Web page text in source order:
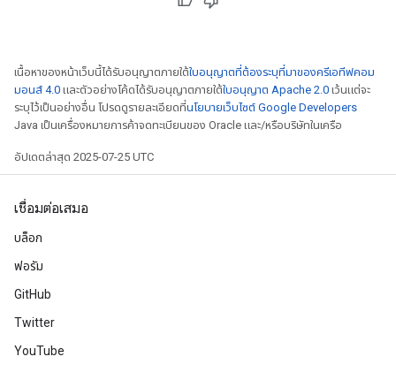
เนื้อหาของหน้าเว็บนี้ได้รับอนุญาตภายใต้ใบอนุญาตที่ต้องระบุที่มาของครีเอทีฟคอม
มอนส์ 4.0 และตัวอย่างโค้ดได้รับอนุญาตภายใต้ใบอนุญาต Apache 2.0 เว้นแต่จะ
ระบุไว้เป็นอย่างอื่น โปรดดูรายละเอียดที่นโยบายเว็บไซต์ Google Developers
Java เป็นเครื่องหมายการค้าจดทะเบียนของ Oracle และ/หรือบริษัทในเครือ
อัปเดตล่าสุด 2025-07-25 UTC
เชื่อมต่อเสมอ
บล็อก
ฟอรัม
GitHub
Twitter
YouTube